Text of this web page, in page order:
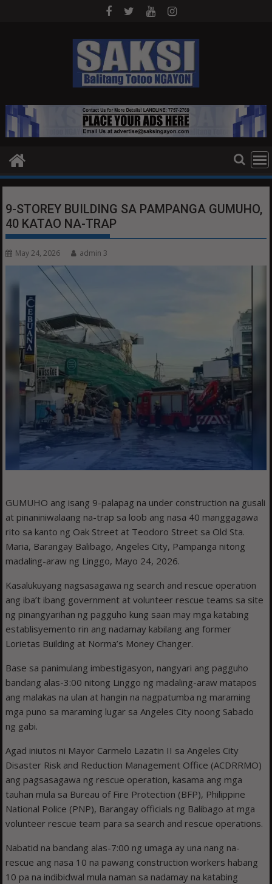
9-STOREY BUILDING SA PAMPANGA GUMUHO,
40 KATAO NA-TRAP
May 24, 2026 admin 3
GUMUHO ang isang 9-palapag na under construction na gusali
at pinaniniwalaang na-trap sa loob ang nasa 40 manggagawa
rito sa kanto ng Oak Street at Teodoro Street sa Old Sta.
Maria, Barangay Balibago, Angeles City, Pampanga nitong
madaling-araw ng Linggo, Mayo 24, 2026.
Kasalukuyang nagsasagawa ng search and rescue operation
ang iba’t ibang government at volunteer rescue teams sa site
ng pinangyarihan ng pagguho kung saan may mga katabing
establisyemento rin ang nadamay kabilang ang former
Lorietas Building at Norma’s Money Changer.
Base sa panimulang imbestigasyon, nangyari ang pagguho
bandang alas-3:00 nitong Linggo ng madaling-araw matapos
ang malakas na ulan at hangin na nagpatumba ng maraming
mga puno sa maraming lugar sa Angeles City noong Sabado
ng gabi.
Agad iniutos ni Mayor Carmelo Lazatin II sa Angeles City
Disaster Risk and Reduction Management Office (ACDRRMO)
ang pagsasagawa ng rescue operation, kasama ang mga
tauhan mula sa Bureau of Fire Protection (BFP), Philippine
National Police (PNP), Barangay officials ng Balibago at mga
volunteer rescue team para sa search and rescue operations.
Nabatid na bandang alas-7:00 ng umaga ay una nang na-
rescue ang nasa 10 na pawang construction workers habang
10 pa na indibidwal mula naman sa nadamay na katabing